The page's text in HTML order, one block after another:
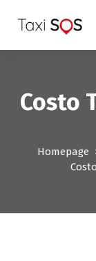
a
Costo
Homepage